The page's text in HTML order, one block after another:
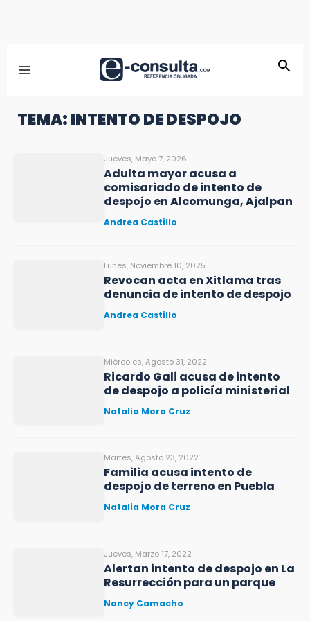
TEMA: INTENTO DE DESPOJO
Jueves, Mayo 7, 2026
Adulta mayor acusa a
comisariado de intento de
despojo en Alcomunga, Ajalpan
Andrea Castillo
Lunes, Noviembre 10, 2025
Revocan acta en Xitlama tras
denuncia de intento de despojo
Andrea Castillo
Miércoles, Agosto 31, 2022
Ricardo Gali acusa de intento
de despojo a policía ministerial
Natalia Mora Cruz
Martes, Agosto 23, 2022
Familia acusa intento de
despojo de terreno en Puebla
Natalia Mora Cruz
Jueves, Marzo 17, 2022
Alertan intento de despojo en La
Resurrección para un parque
Nancy Camacho